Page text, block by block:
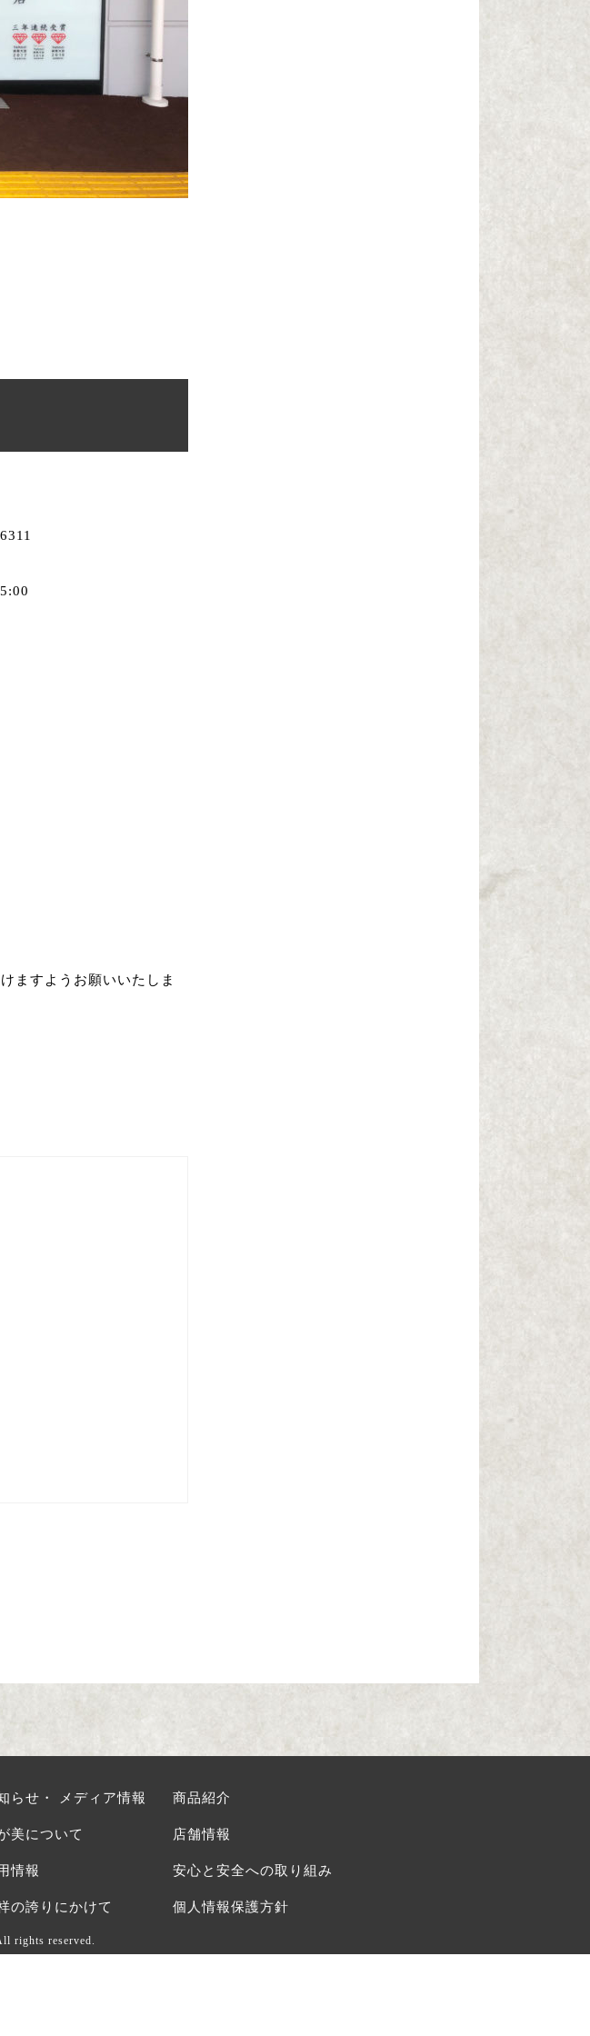
ますようお願いいたしま
らせ・ メディア情報 商品紹介
美について 店舗情報
情報 安心と安全への取り組み
の誇りにかけて 個人情報保護方針
rights reserved.